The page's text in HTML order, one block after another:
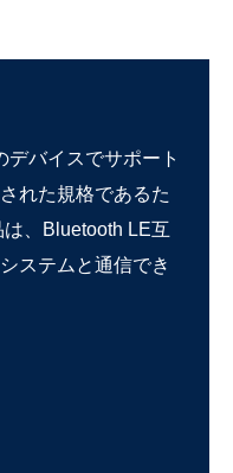
バイスでサポート
れた規格であるた
、Bluetooth LE互
ステムと通信でき